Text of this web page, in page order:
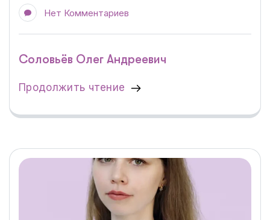
Нет Комментариев
Соловьёв Олег Андреевич
Продолжить чтение